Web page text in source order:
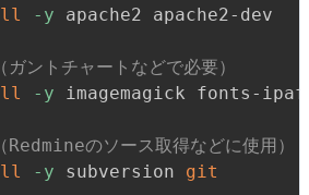
-y apache2 apache2-dev
ントチャートなどで必要）
-y imagemagick fonts-
のソース取得などに使用）
-y subversion git